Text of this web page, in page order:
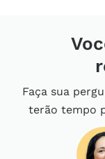
Faça sua
terão tempo